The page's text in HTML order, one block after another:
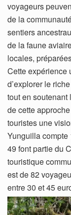
voyageurs
de la
sentiers
de la faune
locales,
Cette expérience
d’explorer le
tout en soutenant
de cette
touristes une
Yunguilla compte
49 font partie du
touristique
est de 82
entre 30 et 45